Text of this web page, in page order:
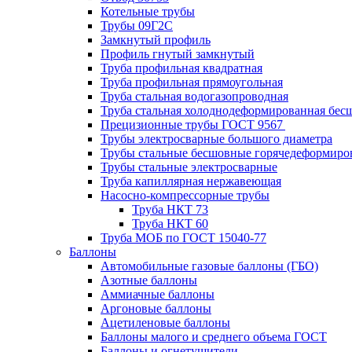
Котельные трубы
Трубы 09Г2С
Замкнутый профиль
Профиль гнутый замкнутый
Труба профильная квадратная
Труба профильная прямоугольная
Труба стальная водогазопроводная
Труба стальная холоднодеформированная
Прецизионные трубы ГОСТ 9567
Трубы электросварные большого диаметра
Трубы стальные бесшовные
Трубы стальные электросварные
Труба капиллярная нержавеющая
Насосно-компрессорные трубы
Труба НКТ 73
Труба НКТ 60
Труба МОБ по ГОСТ 15040-77
Баллоны
Автомобильные газовые баллоны (ГБО)
Азотные баллоны
Аммиачные баллоны
Аргоновые баллоны
Ацетиленовые баллоны
Баллоны малого и среднего объема ГОСТ